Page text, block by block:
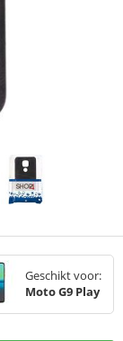
Geschikt voor:
Moto G9 Play